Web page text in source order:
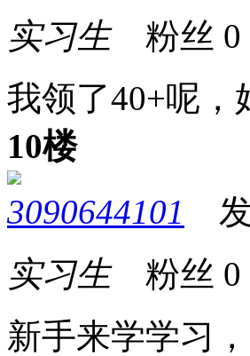
实习生粉丝 0
我领了40+呢，
10楼
3090644101
发
实习生粉丝 0
新手来学学习